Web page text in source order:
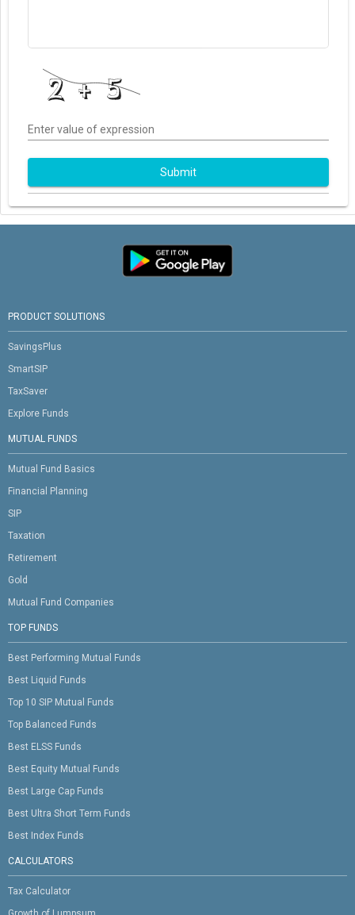
Enter value of expression
Submit
PRODUCT SOLUTIONS
SavingsPlus
SmartSIP
TaxSaver
Explore Funds
MUTUAL FUNDS
Mutual Fund Basics
Financial Planning
SIP
Taxation
Retirement
Gold
Mutual Fund Companies
TOP FUNDS
Best Performing Mutual Funds
Best Liquid Funds
Top 10 SIP Mutual Funds
Top Balanced Funds
Best ELSS Funds
Best Equity Mutual Funds
Best Large Cap Funds
Best Ultra Short Term Funds
Best Index Funds
CALCULATORS
Tax Calculator